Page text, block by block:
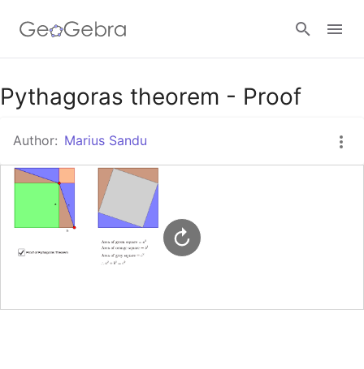
Google Classroom
GeoGebra Classroom
Pythagoras theorem - Proof
Author: Marius Sandu